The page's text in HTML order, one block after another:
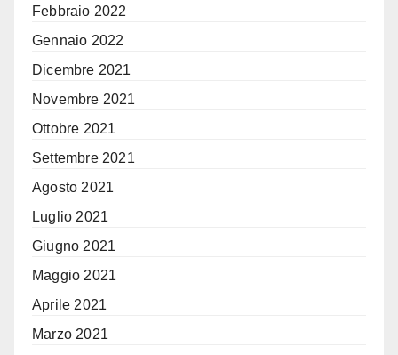
Febbraio 2022
Gennaio 2022
Dicembre 2021
Novembre 2021
Ottobre 2021
Settembre 2021
Agosto 2021
Luglio 2021
Giugno 2021
Maggio 2021
Aprile 2021
Marzo 2021